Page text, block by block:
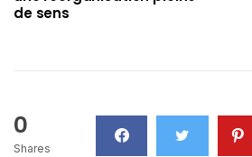
de sens
0
Shares